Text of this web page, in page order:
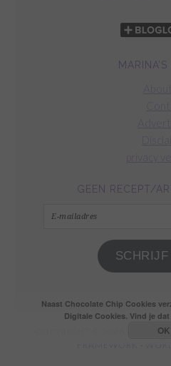
GEEN RECEPT/
SCHRIJF
·
Naast Chocolate Chip Cookies
Digitale Cookies. Vind je dat
OK